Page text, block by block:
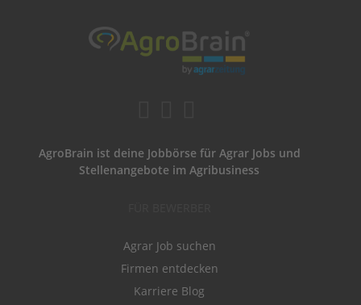
AgroBrain ist deine Jobbörse für Agrar Jobs und
Stellenangebote im Agribusiness
Agrar Job suchen
Firmen entdecken
Karriere Blog